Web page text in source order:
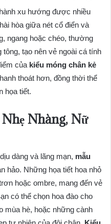
xu hướng được nhiều
hòa giữa nét cổ điển và
ngang hoặc chéo, thường
tạo nên vẻ ngoài cá tính
của kiểu móng chân kẻ
thoát hơn, đồng thời thể
họa tiết.
Nhàng, Nữ
dàng và lãng mạn, mẫu
hảo. Những họa tiết hoa nhỏ
hoặc ombre, mang đến vẻ
có thể chọn hoa đào cho
mùa hè, hoặc những cành